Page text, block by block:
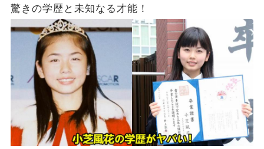
驚きの学歴と未知なる才能！